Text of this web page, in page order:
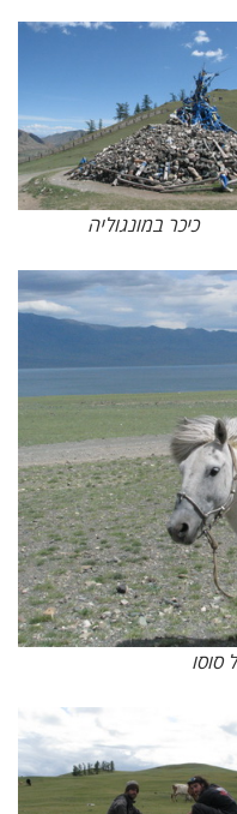
כיכר במונגוליה
סוסו